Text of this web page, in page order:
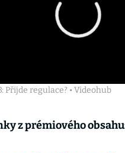
Přijde regulace? • Videohub
z prémiového